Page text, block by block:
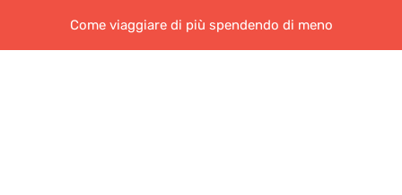
Come viaggiare di più spendendo di meno